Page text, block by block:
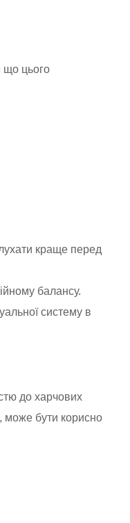
що цього
краще перед
балансу.
систему в
до харчових
може бути корисно